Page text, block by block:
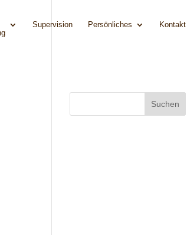
Supervision Persönliches Kontakt